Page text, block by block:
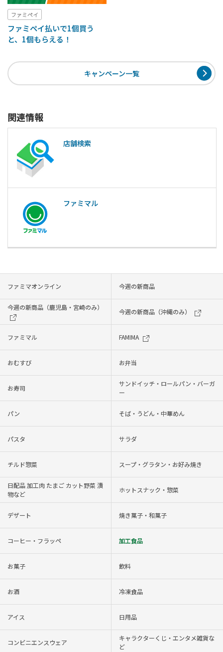
ファミペイ
ファミペイ払いで1個買う
と、1個もらえる！
キャンペーン一覧
関連情報
店舗検索
ファミマル
ファミマオンライン 今週の新商品
今週の新商品（鹿児島・宮崎のみ）
今週の新商品（沖縄のみ）
ファミマル FAMIMA
おむすび お弁当
お寿司
サンドイッチ・ロールパン・バーガ
ー
パン そば・うどん・中華めん
パスタ サラダ
チルド惣菜 スープ・グラタン・お好み焼き
日配品 加工肉 たまご カット野菜 漬
物など
ホットスナック・惣菜
デザート 焼き菓子・和菓子
コーヒー・フラッペ 加工食品
お菓子 飲料
お酒 冷凍食品
アイス 日用品
コンビニエンスウェア
キャラクターくじ・エンタメ雑貨な
ど